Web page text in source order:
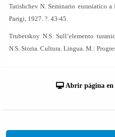
Tatishchev N. Seminario eurasiatico
Parigi, 1927. ?. 43-45.
Trubetskoy N.S. Sull’elemento
N.S. Storia. Cultura. Lingua. M.:
Abrir página en